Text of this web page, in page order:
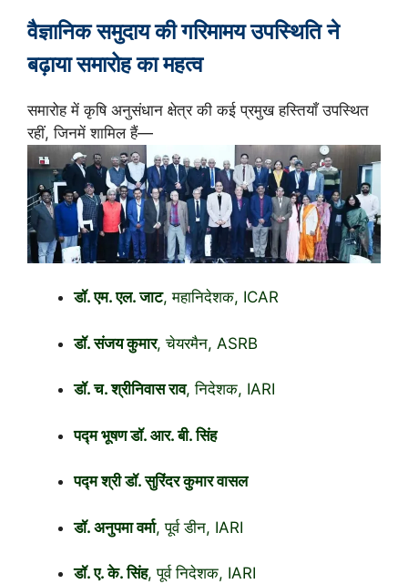
वैज्ञानिक समुदाय की गरिमामय उपस्थिति ने
बढ़ाया समारोह का महत्व
समारोह में कृषि अनुसंधान क्षेत्र की कई प्रमुख हस्तियाँ उपस्थित
रहीं, जिनमें शामिल हैं—
डॉ. एम. एल. जाट, महानिदेशक, ICAR
डॉ. संजय कुमार, चेयरमैन, ASRB
डॉ. च. श्रीनिवास राव, निदेशक, IARI
पद्म भूषण डॉ. आर. बी. सिंह
पद्म श्री डॉ. सुरिंदर कुमार वासल
डॉ. अनुपमा वर्मा, पूर्व डीन, IARI
डॉ. ए. के. सिंह, पूर्व निदेशक, IARI